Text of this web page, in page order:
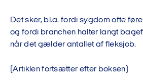
Det sker, bl.a. fordi sygdom ofte
og fordi branchen halter langt
når det gælder antallet af fleksjob.
(Artiklen fortsætter efter boksen)